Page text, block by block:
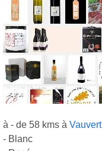
à - de 58 kms à Vauvert
- Blanc